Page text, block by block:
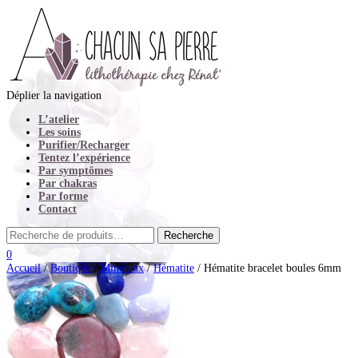
Déplier la navigation
L’atelier
Les soins
Purifier/Recharger
Tentez l’expérience
Par symptômes
Par chakras
Par forme
Contact
0
Accueil/Boutique/Minéraux/Hématite / Hématite bracelet boules 6mm